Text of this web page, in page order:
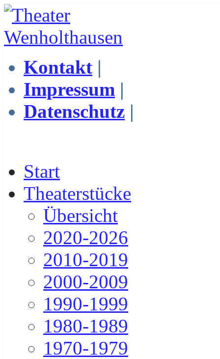
Kontakt |
Impressum |
Datenschutz |
Start
Theaterstücke
Übersicht
2020-2026
2010-2019
2000-2009
1990-1999
1980-1989
1970-1979